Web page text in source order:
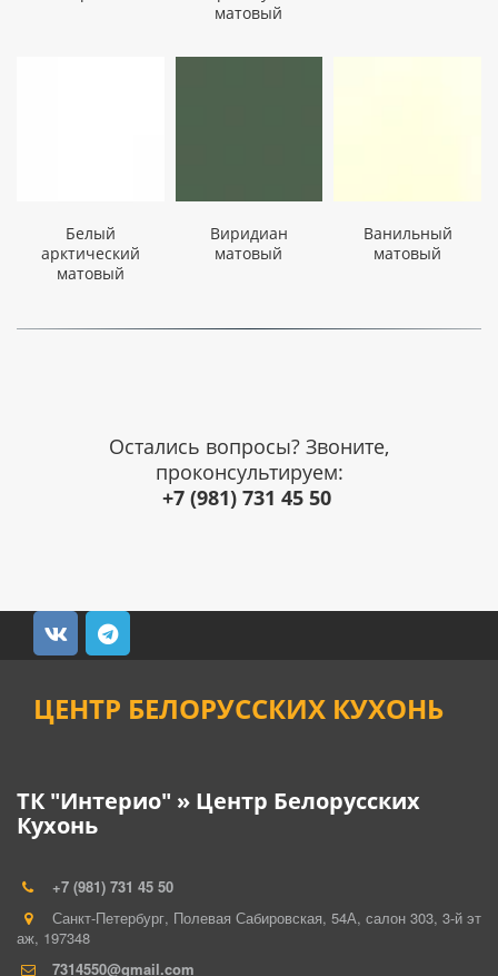
матовый
Белый
арктический
матовый
Виридиан
матовый
Ванильный
матовый
Остались вопросы? Звоните,
проконсультируем:
+7 (981) 731 45 50
ЦЕНТР БЕЛОРУССКИХ КУХОНЬ
ТК "Интерио" » Центр Белорусских
Кухонь
+7 (981) 731 45 50
Санкт-Петербург, Полевая Сабировская, 54А, салон 303, 3-й эт
аж, 197348
7314550@gmail.com